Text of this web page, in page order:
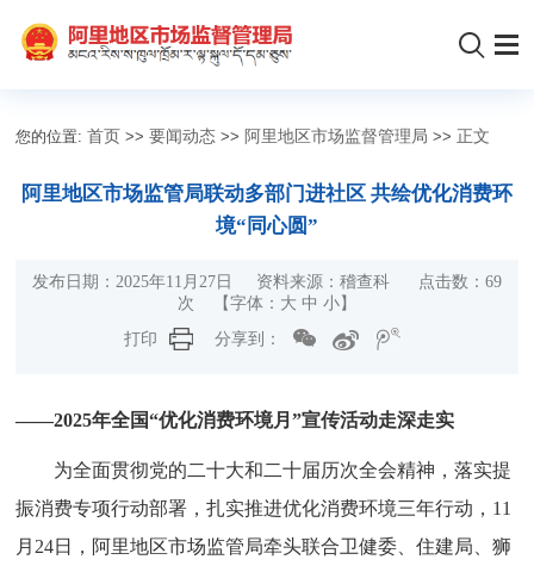
您的位置:首页 >>要闻动态 >> 阿里地区市场监督管理局 >> 正文
阿里地区市场监管局联动多部门进社区 共绘优化消费环
境“同心圆”
发布日期：2025年11月27日 资料来源：稽查科 点击数： 69
次
【字体： 大 中 小】
打印
分享到：
——2025年全国“优化消费环境月”宣传活动走深走实
为全面贯彻党的二十大和二十届历次全会精神，落实提
振消费专项行动部署，扎实推进优化消费环境三年行动，11
月24日，阿里地区市场监管局牵头联合卫健委、住建局、狮